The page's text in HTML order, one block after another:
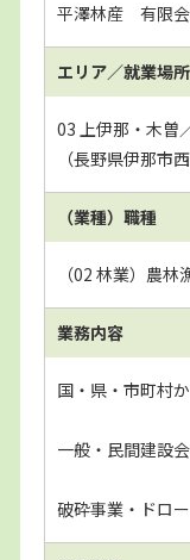
平澤林産 有限
エリア／就業場所
03 上伊那・木曽
（長野県伊那市
（業種）職種
（02 林業）農林
業務内容
国・県・市町村
一般・民間建設
破砕事業・ドロ